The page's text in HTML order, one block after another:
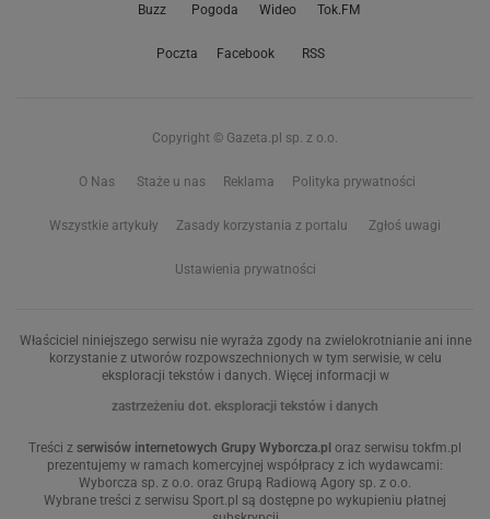
Buzz Pogoda Wideo Tok.FM
Poczta Facebook RSS
Copyright © Gazeta.pl sp. z o.o.
O Nas Staże u nas Reklama Polityka prywatności
Wszystkie artykuły Zasady korzystania z portalu Zgłoś uwagi
Ustawienia prywatności
Właściciel niniejszego serwisu nie wyraża zgody na zwielokrotnianie ani inne
korzystanie z utworów rozpowszechnionych w tym serwisie, w celu
eksploracji tekstów i danych. Więcej informacji w
zastrzeżeniu dot. eksploracji tekstów i danych
Treści z serwisów internetowych Grupy Wyborcza.pl oraz serwisu tokfm.pl
prezentujemy w ramach komercyjnej współpracy z ich wydawcami:
Wyborcza sp. z o.o. oraz Grupą Radiową Agory sp. z o.o.
Wybrane treści z serwisu Sport.pl są dostępne po wykupieniu płatnej